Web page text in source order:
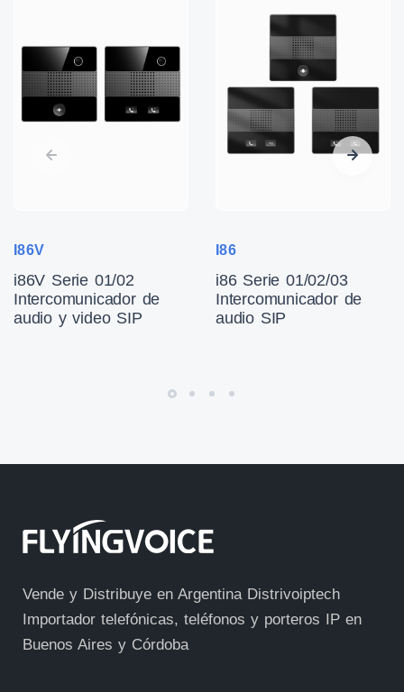
I86V
i86V Serie 01/02
Intercomunicador de
audio y video SIP
I86
i86 Serie 01/02/03
Intercomunicador de
audio SIP
Vende y Distribuye en Argentina Distrivoiptech
Importador telefónicas, teléfonos y porteros IP en
Buenos Aires y Córdoba